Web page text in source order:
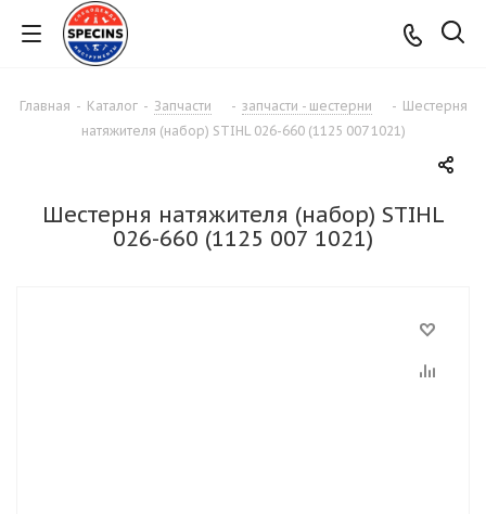
Главная - Каталог - Запчасти - запчасти - шестерни - Шестерня
натяжителя (набор) STIHL 026-660 (1125 007 1021)
Шестерня натяжителя (набор) STIHL
026-660 (1125 007 1021)